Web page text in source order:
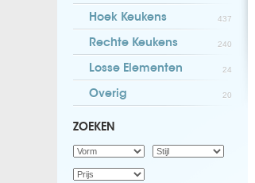
Hoek Keukens 437
Rechte Keukens 240
Losse Elementen 24
Overig 20
ZOEKEN